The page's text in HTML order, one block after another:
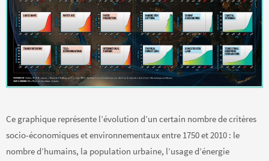
Ce graphique représente l’évolution d’un certain nombre de critères
socio-économiques et environnementaux entre 1750 et 2010 : le
nombre d’humains, la population urbaine, l’usage d’énergie